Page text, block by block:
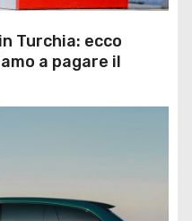
Turchia: ecco
a pagare il